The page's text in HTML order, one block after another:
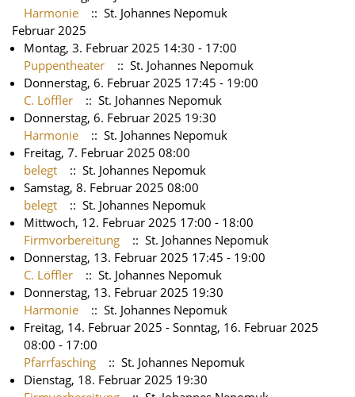
Harmonie
:: St. Johannes Nepomuk
Februar 2025
Montag, 3. Februar 2025 14:30 - 17:00
Puppentheater
:: St. Johannes Nepomuk
Donnerstag, 6. Februar 2025 17:45 - 19:00
C. Löffler
:: St. Johannes Nepomuk
Donnerstag, 6. Februar 2025 19:30
Harmonie
:: St. Johannes Nepomuk
Freitag, 7. Februar 2025 08:00
belegt
:: St. Johannes Nepomuk
Samstag, 8. Februar 2025 08:00
belegt
:: St. Johannes Nepomuk
Mittwoch, 12. Februar 2025 17:00 - 18:00
Firmvorbereitung
:: St. Johannes Nepomuk
Donnerstag, 13. Februar 2025 17:45 - 19:00
C. Löffler
:: St. Johannes Nepomuk
Donnerstag, 13. Februar 2025 19:30
Harmonie
:: St. Johannes Nepomuk
Freitag, 14. Februar 2025 - Sonntag, 16. Februar 2025
08:00 - 17:00
Pfarrfasching
:: St. Johannes Nepomuk
Dienstag, 18. Februar 2025 19:30